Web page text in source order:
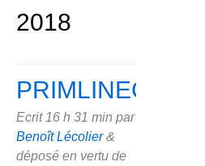
2018
PRIMLINECLOUD
Ecrit 16 h 31 min par
Benoît Lécolier &
déposé en vertu de